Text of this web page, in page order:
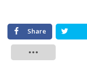
Share